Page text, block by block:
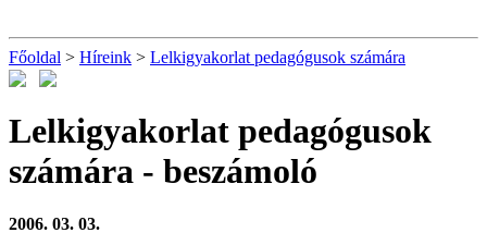
Főoldal > Híreink > Lelkigyakorlat pedagógusok számára
Lelkigyakorlat pedagógusok
számára - beszámoló
2006. 03. 03.